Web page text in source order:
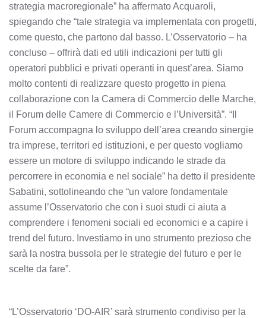
strategia macroregionale” ha affermato Acquaroli,
spiegando che “tale strategia va implementata con progetti,
come questo, che partono dal basso. L’Osservatorio – ha
concluso – offrirà dati ed utili indicazioni per tutti gli
operatori pubblici e privati operanti in quest’area. Siamo
molto contenti di realizzare questo progetto in piena
collaborazione con la Camera di Commercio delle Marche,
il Forum delle Camere di Commercio e l’Università”. “Il
Forum accompagna lo sviluppo dell’area creando sinergie
tra imprese, territori ed istituzioni, e per questo vogliamo
essere un motore di sviluppo indicando le strade da
percorrere in economia e nel sociale” ha detto il presidente
Sabatini, sottolineando che “un valore fondamentale
assume l’Osservatorio che con i suoi studi ci aiuta a
comprendere i fenomeni sociali ed economici e a capire i
trend del futuro. Investiamo in uno strumento prezioso che
sarà la nostra bussola per le strategie del futuro e per le
scelte da fare”.
“L’Osservatorio ‘DO-AIR’ sarà strumento condiviso per la